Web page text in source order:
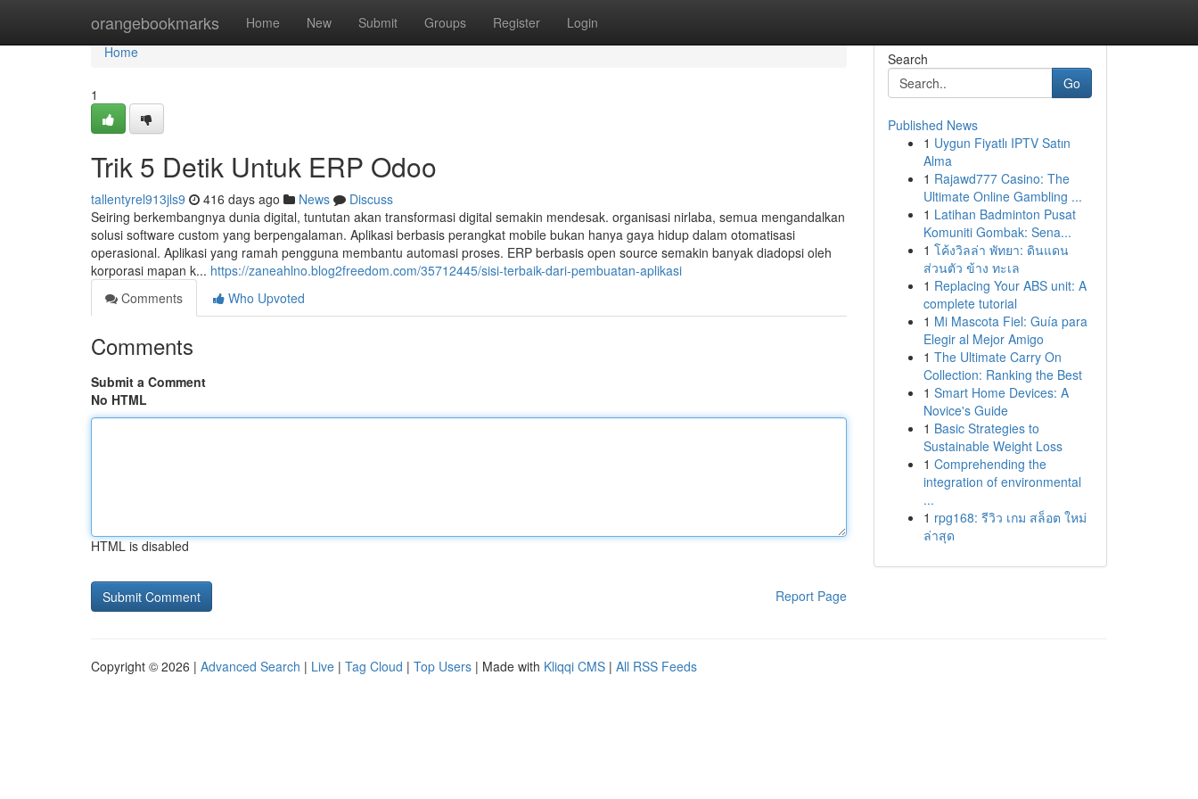
orangebookmarks Home New Submit Groups Register Login
Home
Home
1
Trik 5 Detik Untuk ERP Odoo
tallentyrel913jls9 416 days ago News
Discuss
Seiring berkembangnya dunia digital, tuntutan akan transformasi digital semakin mendesak. organisasi nirlaba, semua mengandalkan
solusi software custom yang berpengalaman. Aplikasi berbasis perangkat mobile bukan hanya gaya hidup dalam otomatisasi
operasional. Aplikasi yang ramah pengguna membantu automasi proses. ERP berbasis open source semakin banyak diadopsi oleh
korporasi mapan k... https://zaneahlno.blog2freedom.com/35712445/sisi-terbaik-dari-pembuatan-aplikasi
Comments
Who Upvoted
Comments
Submit a Comment
No HTML
HTML is disabled
Report Page
Search
Go
Published News
1 Uygun Fiyatlı IPTV Satın
Alma
1 Rajawd777 Casino: The
Ultimate Online Gambling ...
1 Latihan Badminton Pusat
Komuniti Gombak: Sena...
1 โค้งวิลล่า พัทยา: ดินแดน
ส่วนตัว ข้าง ทะเล
1 Replacing Your ABS unit: A
complete tutorial
1 Mi Mascota Fiel: Guía para
Elegir al Mejor Amigo
1 The Ultimate Carry On
Collection: Ranking the Best
1 Smart Home Devices: A
Novice's Guide
1 Basic Strategies to
Sustainable Weight Loss
1 Comprehending the
integration of environmental
...
1 rpg168: รีวิว เกม สล็อต ใหม่
ล่าสุด
Copyright © 2026 | Advanced Search | Live | Tag Cloud | Top Users | Made with Kliqqi CMS | All RSS Feeds